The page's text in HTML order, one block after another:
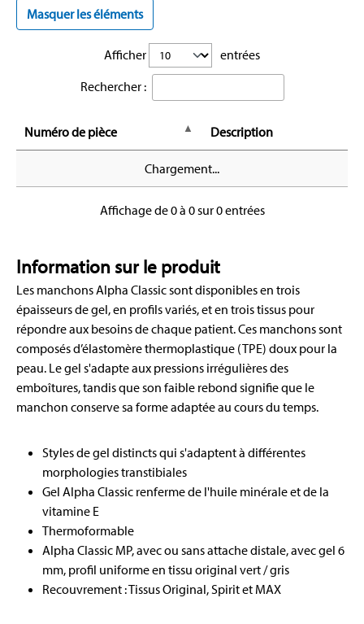
Masquer les éléments
Afficher
entrées
Rechercher :
Numéro de pièce Description
Chargement...
Affichage de 0 à 0 sur 0 entrées
Information sur le produit
Les manchons Alpha Classic sont disponibles en trois
épaisseurs de gel, en profils variés, et en trois tissus pour
répondre aux besoins de chaque patient. Ces manchons sont
composés d’élastomère thermoplastique (TPE) doux pour la
peau. Le gel s'adapte aux pressions irrégulières des
emboîtures, tandis que son faible rebond signifie que le
manchon conserve sa forme adaptée au cours du temps.
Styles de gel distincts qui s'adaptent à différentes
morphologies transtibiales
Gel Alpha Classic renferme de l'huile minérale et de la
vitamine E
Thermoformable
Alpha Classic MP, avec ou sans attache distale, avec gel 6
mm, profil uniforme en tissu original vert / gris
Recouvrement : Tissus Original, Spirit et MAX